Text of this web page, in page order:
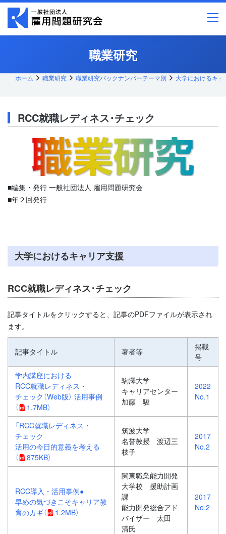
メ
ン
職業研究
ホーム 職業研究 職業研究バックナンバーテーマ別 大学におけるキャ
RCC就職レディネス･チェック
■編集・発行 一般社団法人 雇用問題研究会
■年２回発行
大学におけるキャリア支援
RCC就職レディネス･チェック
記事タイトルをクリックすると、記事のPDFファイルが表示され
ます。
記事タイトル 著者等
掲載
号
学内講座における
RCC就職レディネス・
チェック（Web版） 活用事例
（
1.7MB）
駒澤大学
キャリアセンター
加藤 駿
2022
No.1
「RCC就職レディネス・
チェック
活用の今日的意義を考える
（
875KB）
筑波大学
名誉教授 渡辺三
枝子
2017
No.2
RCC導入・活用事例●
早めの気づきこそキャリア教
育のカギ（ 1.2MB）
関東職業能力開発
大学校 援助計画
課
能力開発総合アド
バイザー 太田
清氏
2017
No.2